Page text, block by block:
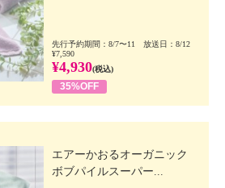
先行予約期間：8/7〜11 放送日：8/12
¥7,590
¥4,930(税込)
35%OFF
エアーかおるオーガニック
ボブパイルスーパー...